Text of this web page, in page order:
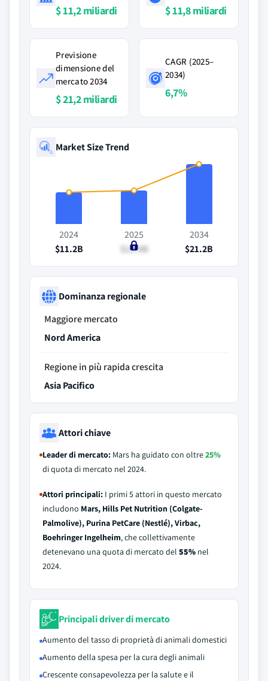
$ 11,2 miliardi $ 11,8 miliardi
Previsione
dimensione del
mercato 2034
$ 21,2 miliardi
CAGR (2025–
2034)
6,7%
Market Size Trend
2024
$11.2B
2025
$11.8B
2034
$21.2B
Dominanza regionale
Maggiore mercato
Nord America
Regione in più rapida crescita
Asia Pacifico
Attori chiave
Leader di mercato: Mars ha guidato con oltre25%
di quota di mercato nel 2024.
Attori principali: I primi 5 attori in questo mercato
includono Mars, Hills Pet Nutrition (Colgate-
Palmolive), Purina PetCare (Nestlé), Virbac,
Boehringer Ingelheim, che collettivamente
detenevano una quota di mercato del 55% nel
2024.
Principali driver di mercato
Aumento del tasso di proprietà di animali domestici
Aumento della spesa per la cura degli animali
Crescente consapevolezza per la salute e il